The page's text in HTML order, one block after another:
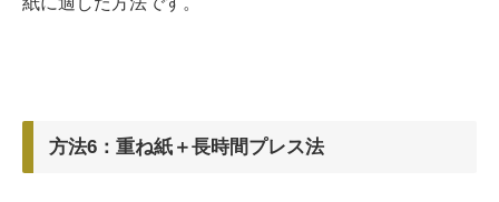
方法6：重ね紙＋長時間プレス法